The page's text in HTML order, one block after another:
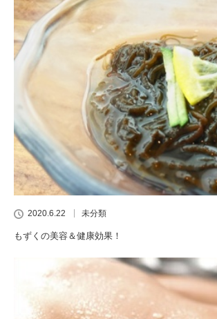
2020.6.22 未分類
もずくの美容＆健康効果！